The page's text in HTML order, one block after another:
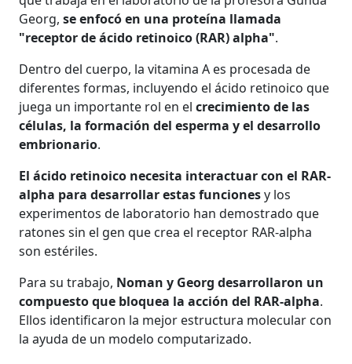
Georg,se enfocó en una proteína llamada
"receptor de ácido retinoico (RAR) alpha".
Dentro del cuerpo, la vitamina A es procesada de
diferentes formas, incluyendo el ácido retinoico que
juega un importante rol en elcrecimiento de las
células, la formación del esperma y el desarrollo
embrionario.
El ácido retinoico necesita interactuar con el RAR-
alpha para desarrollar estas funcionesy los
experimentos de laboratorio han demostrado que
ratones sin el gen que crea el receptor RAR-alpha
son estériles.
Para su trabajo, Noman y Georg desarrollaron un
compuesto que bloquea la acción del RAR-alpha.
Ellos identificaron la mejor estructura molecular con
la ayuda de un modelo computarizado.